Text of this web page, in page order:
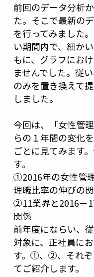
前回のデータ分析
た。そこで最新の
を行ってみました
い期間内で、細か
もに、グラフにお
ませんでした。従
のみを置き換えて
しました。
今回は、「女性管
らの１年間の変化
ごとに見てみます
す。
①2016年の女性管
理職比率の伸びの
②11業界と2016－
関係
前年度にならい、
対象に、正社員に
す。①、②、それぞ
てご紹介します。